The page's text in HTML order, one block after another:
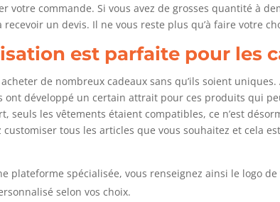
votre commande. Si vous avez de grosses quantité à
un devis. Il ne vous reste plus qu’à faire votre
est parfaite pour les
de nombreux cadeaux sans qu’ils soient uniques.
ont développé un certain attrait pour ces produits qui
seuls les vêtements étaient compatibles, ce n’est
customiser tous les articles que vous souhaitez et cela
plateforme spécialisée, vous renseignez ainsi le logo
selon vos choix.